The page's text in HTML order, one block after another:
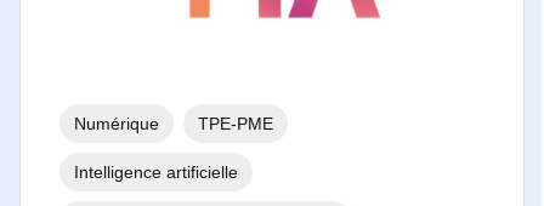
Numérique TPE-PME
Intelligence artificielle